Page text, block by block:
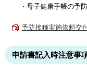
・母子健康手帳の予
予防接種実施依頼交
申請書記入時注意事